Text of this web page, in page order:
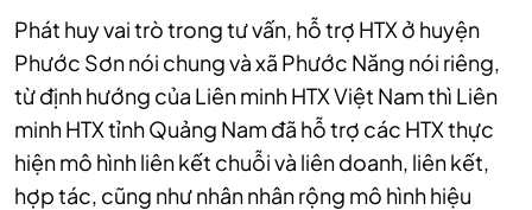
Phát huy vai trò trong tư vấn, hỗ trợ HTX ở huyện
Phước Sơn nói chung và xã Phước Năng nói riêng,
từ định hướng của Liên minh HTX Việt Nam thì Liên
minh HTX tỉnh Quảng Nam đã hỗ trợ các HTX thực
hiện mô hình liên kết chuỗi và liên doanh, liên kết,
hợp tác, cũng như nhân nhân rộng mô hình hiệu